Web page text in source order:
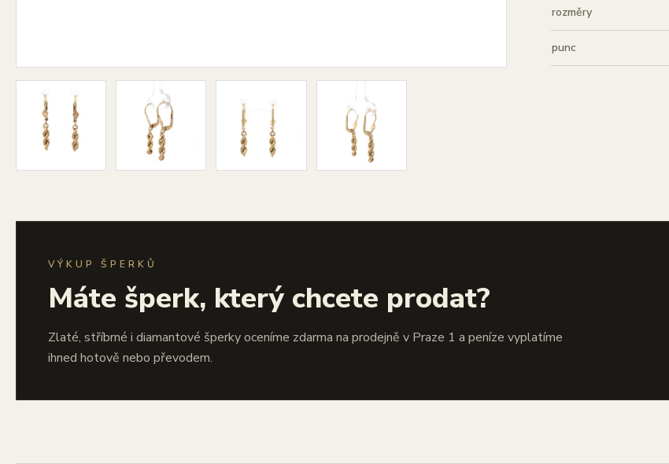
rozměry
punc
VÝKUP ŠPERKŮ
Máte šperk, který chcete prodat?
Zlaté, stříbrné i diamantové šperky oceníme zdarma na prodejně v Praze 1 a peníze vyplatíme
ihned hotově nebo převodem.